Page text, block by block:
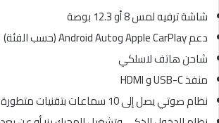
شاشة ترفيه لمس 8 أو 12.3 بوصة
دعم Apple CarPlay وAndroid Auto (حسب الفئة)
شاحن هاتف لاسلكي
منفذ USB-C و HDMI
نظام صوتي يصل إلى 10 سماعات بتقنيات متطورة